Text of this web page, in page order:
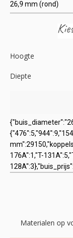
Hoogte
Diepte
Materialen op